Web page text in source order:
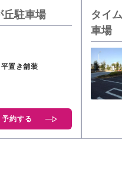
丘駐車場
平置き舗装
予約する
タイ
車場